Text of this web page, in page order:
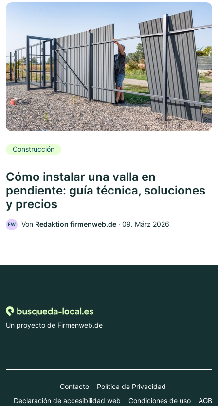
Construcción
Cómo instalar una valla en
pendiente: guía técnica, soluciones
y precios
FW Von Redaktion firmenweb.de ‧ 09. März 2026
Un proyecto de Firmenweb.de
Contacto
Política de Privacidad
Declaración de accesibilidad web
Condiciones de uso AGB